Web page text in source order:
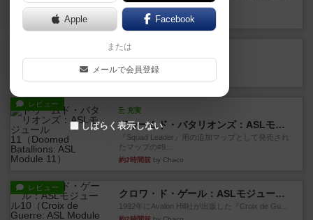
るゲーム。相手の手札/場...
約1時間前 by daisdice
カタン
約1時間前 by アプー
レビュー
充実
ドゥームド・バタリオンズ：ASLモジュール11
『Squad Leader』用の追加マップとして発売され
たマップの#9...
約2時間前 by Chaco
レビュー
クロワ・ド・ゲール：ASLモジュール10
1992年にAvalon Hill社が出版した『Croix de Gu...
Apple Facebook
または
メールで会員登録
しばらく表示しない